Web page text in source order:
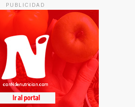
PUBLICIDAD